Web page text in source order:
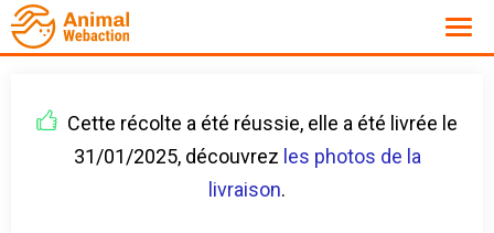
Cette récolte a été réussie, elle a été livrée le
31/01/2025, découvrez les photos de la
livraison.